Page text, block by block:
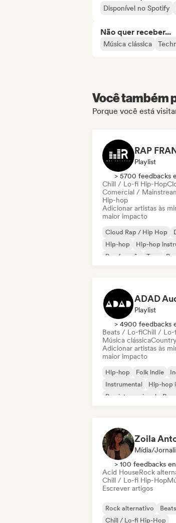
Disponível no Spotify
Não quer receber...
Música clássica
Você também
Porque você está
Playlist
> 5700 feedbacks
Chill / Lo-fi Hip-Hop
Comercial /
Hip-hop
Adicionar artistas às
maior impacto
Cloud Rap / Hip Hop
Hip-hop
Hip-hop
Rap francês
Trap
ADAD
Playlist
> 4900 feedbacks
Beats / Lo-fiChill / Lo-
Música clássicaCountry
Adicionar artistas às
maior impacto
Hip-hop Folk indie
Instrumental
Hip-hop
Rap internacional
Rap
Zoila
Mídia/
> 100 feedbacks
Acid HouseRock
Chill / Lo-fi Hip-Hop
Escrever artigos
Rock alternativo
Chill / Lo-fi Hip-Hop